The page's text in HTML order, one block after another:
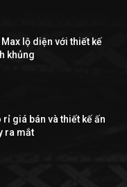
lộ diện với thiết kế
khủng
rỉ giá bán và thiết kế ấn
ra mắt